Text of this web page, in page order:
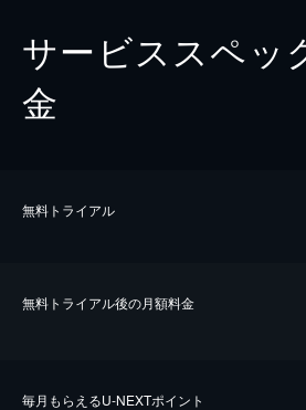
サービススペッ
金
無料トライアル
無料トライアル後の⽉額料金
毎⽉もらえるU-NEXTポイント